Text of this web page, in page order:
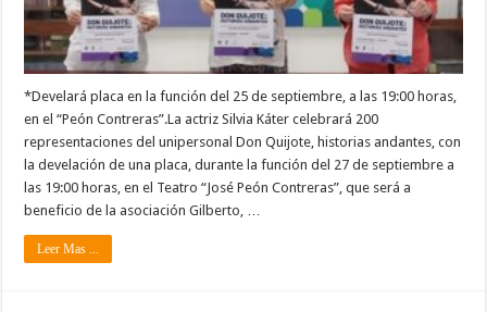
*Develará placa en la función del 25 de septiembre, a las 19:00 horas,
en el “Peón Contreras”.La actriz Silvia Káter celebrará 200
representaciones del unipersonal Don Quijote, historias andantes, con
la develación de una placa, durante la función del 27 de septiembre a
las 19:00 horas, en el Teatro “José Peón Contreras”, que será a
beneficio de la asociación Gilberto, …
Leer Mas ...